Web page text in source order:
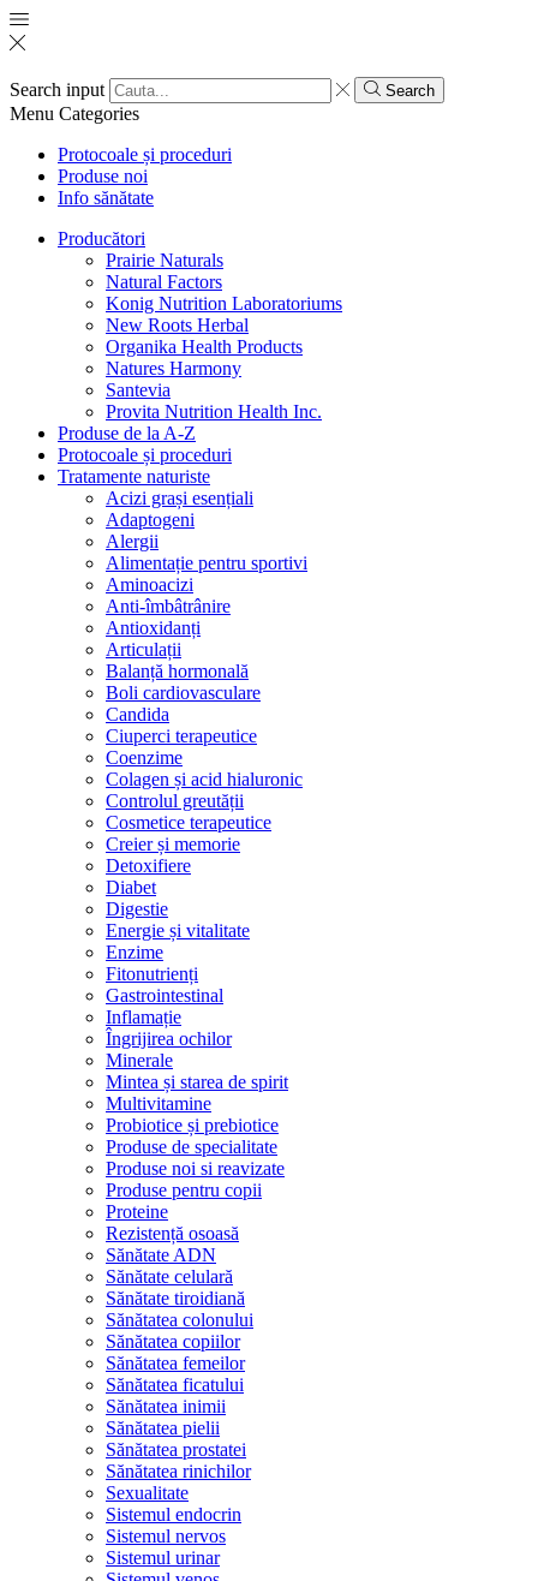
Search input Search
Menu Categories
Protocoale și proceduri
Produse noi
Info sănătate
Producători
Prairie Naturals
Natural Factors
Konig Nutrition Laboratoriums
New Roots Herbal
Organika Health Products
Natures Harmony
Santevia
Provita Nutrition Health Inc.
Produse de la A-Z
Protocoale și proceduri
Tratamente naturiste
Acizi grași esențiali
Adaptogeni
Alergii
Alimentație pentru sportivi
Aminoacizi
Anti-îmbâtrânire
Antioxidanți
Articulații
Balanță hormonală
Boli cardiovasculare
Candida
Ciuperci terapeutice
Coenzime
Colagen și acid hialuronic
Controlul greutății
Cosmetice terapeutice
Creier și memorie
Detoxifiere
Diabet
Digestie
Energie și vitalitate
Enzime
Fitonutrienți
Gastrointestinal
Inflamație
Îngrijirea ochilor
Minerale
Mintea și starea de spirit
Multivitamine
Probiotice și prebiotice
Produse de specialitate
Produse noi si reavizate
Produse pentru copii
Proteine
Rezistență osoasă
Sănătate ADN
Sănătate celulară
Sănătate tiroidiană
Sănătatea colonului
Sănătatea copiilor
Sănătatea femeilor
Sănătatea ficatului
Sănătatea inimii
Sănătatea pielii
Sănătatea prostatei
Sănătatea rinichilor
Sexualitate
Sistemul endocrin
Sistemul nervos
Sistemul urinar